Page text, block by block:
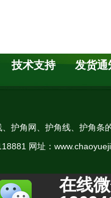
在线
技术支持 发货通
、护角网、护角线、护角条
网址：